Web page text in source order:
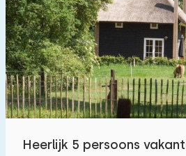
Heerlijk 5 persoons